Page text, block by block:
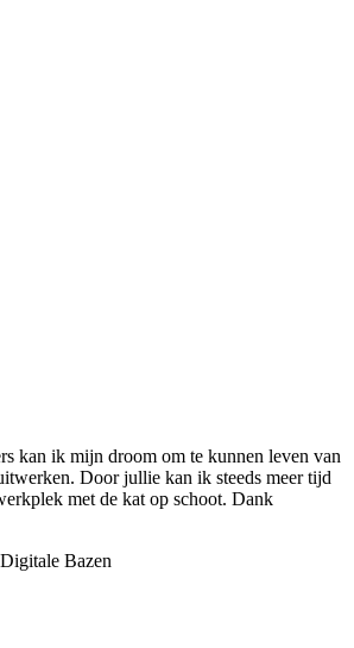
kan ik mijn droom om te kunnen leven van
Door jullie kan ik steeds meer tijd
met de kat op schoot. Dank
Bazen